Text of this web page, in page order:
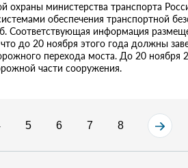
охраны министерства транспорта
обеспечения транспортной
Соответствующая информация
что до 20 ноября этого года должны
перехода моста. До 20 ноября
части сооружения.
5 6 7 8